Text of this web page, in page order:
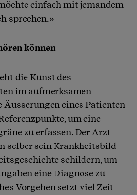
einfach mit jemandem
sprechen.»
können
die Kunst des
im aufmerksamen
Äusserungen eines Patienten
um eine
zu erfassen. Der Arzt
selber sein Krankheitsbild
schildern, um
eine Diagnose zu
Vorgehen setzt viel Zeit